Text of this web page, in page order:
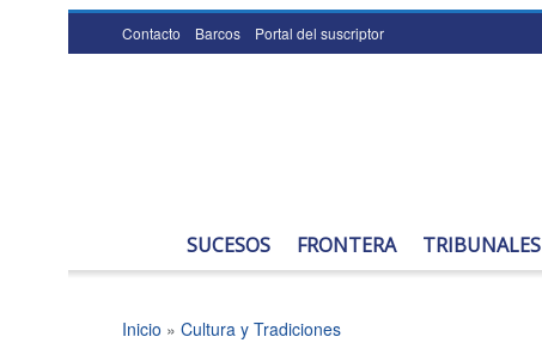
Contacto Barcos Portal del suscriptor
SUCESOS FRONTERA TRIBUNALES
Inicio » Cultura y Tradiciones